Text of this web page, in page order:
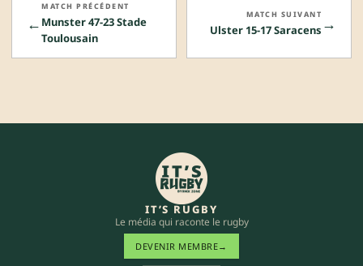
←
MATCH PRÉCÉDENT
Munster 47-23 Stade
Toulousain
→
MATCH SUIVANT
Ulster 15-17 Saracens
IT’S RUGBY
Le média qui raconte le rugby
DEVENIR MEMBRE→